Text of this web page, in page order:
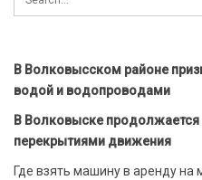
В Волковысском районе
водой и водопроводами
В Волковыске
перекрытиями движения
Где взять машину в аренду на